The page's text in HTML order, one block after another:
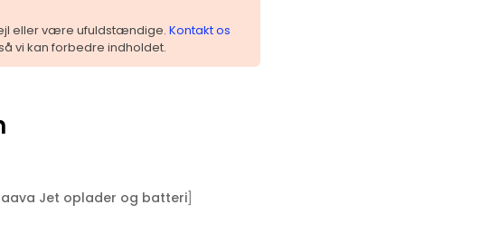
eller være ufuldstændige. Kontakt os
vi kan forbedre indholdet.
Jet oplader og batteri]